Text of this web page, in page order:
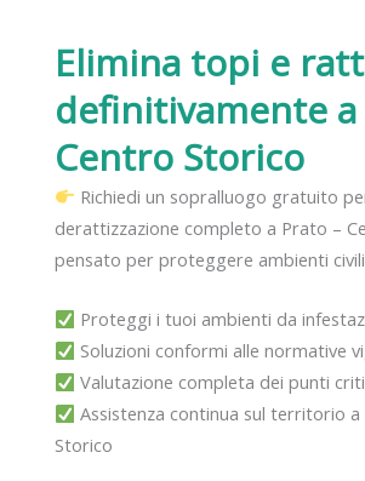
Elimina topi e
definitivamente
Centro Storico
Richiedi un sopralluogo gratuito
derattizzazione completo a Prato –
pensato per proteggere ambienti
Proteggi i tuoi ambienti da
Soluzioni conformi alle normative
Valutazione completa dei punti
Assistenza continua sul territorio
Storico